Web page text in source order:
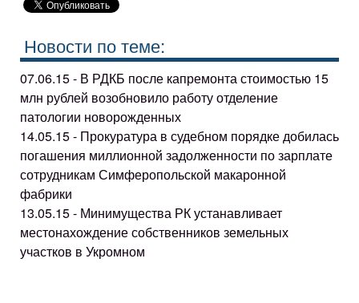
Новости по теме:
07.06.15 - В РДКБ после капремонта стоимостью 15
млн рублей возобновило работу отделение
патологии новорожденных
14.05.15 - Прокуратура в судебном порядке добилась
погашения миллионной задолженности по зарплате
сотрудникам Симферопольской макаронной
фабрики
13.05.15 - Минимущества РК устанавливает
местонахождение собственников земельных
участков в Укромном